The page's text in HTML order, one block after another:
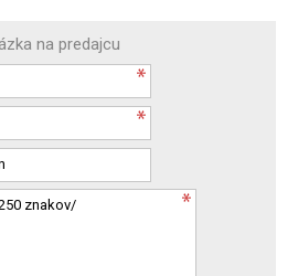
na predajcu